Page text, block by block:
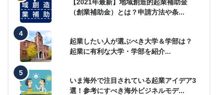
【2021年最新】地域創造的起業補助金
（創業補助金）とは？申請方法や条...
起業したい人が選ぶべき大学＆学部は？
起業に有利な大学・学部を紹介...
いま海外で注目されている起業アイデア3
選！参考にすべき海外ビジネルモデ...